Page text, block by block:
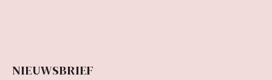
NIEUWSBRIEF